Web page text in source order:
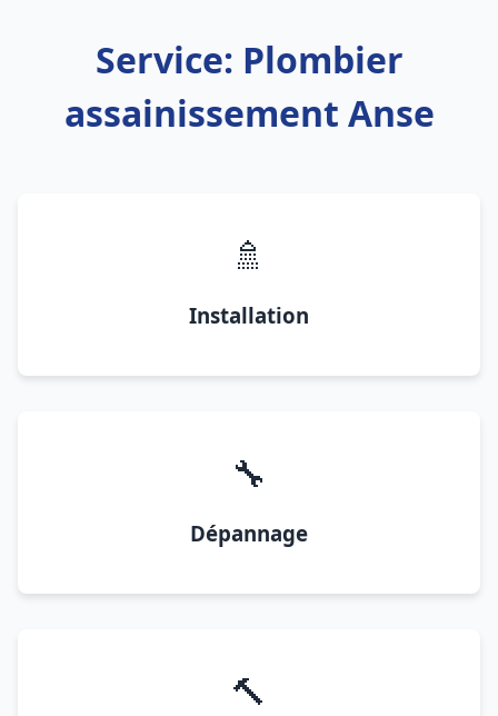
Service: Plombier
assainissement Anse
🚿
Installation
🔧
Dépannage
🔨